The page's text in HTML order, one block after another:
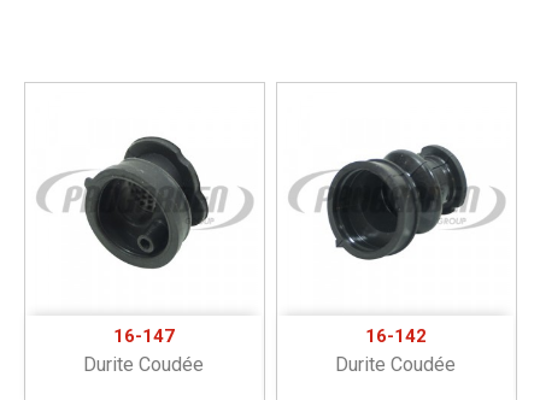
16-147
Durite Coudée
16-142
Durite Coudée